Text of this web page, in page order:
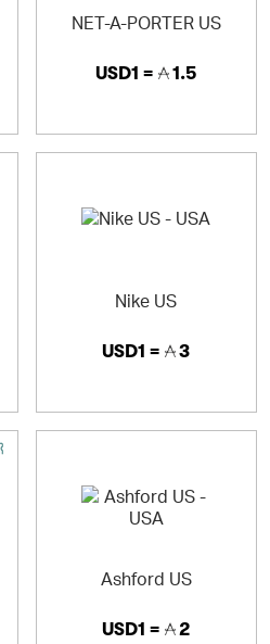
NET-A-PORTER US
USD1 = 1.5
Nike US
USD1 = 3
Ashford US
USD1 = 2